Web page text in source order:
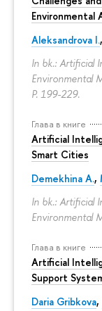
Environmental
Aleksandrova I.,
In bk.: Artificial
Environmental
P. 199-229.
Глава в книге
Artificial
Smart Cities
Demekhina A.,
In bk.: Artificial
Environmental
Глава в книге
Artificial
Support
Daria Gribkova,